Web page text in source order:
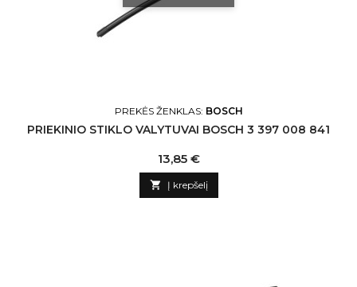
PREKĖS ŽENKLAS: BOSCH
PRIEKINIO STIKLO VALYTUVAI BOSCH 3 397 008 841
Kaina
13,85 €
 Į krepšelį